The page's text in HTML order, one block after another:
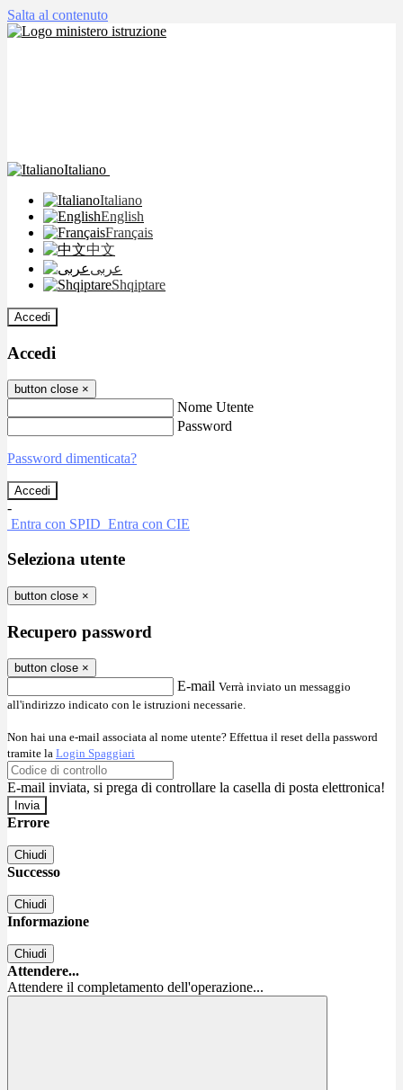
Salta al contenuto
Italiano
Italiano
English
Français
中文
عربى
Shqiptare
Accedi
Accedi
button close ×
Nome Utente
Password
Password dimenticata?
-
Entra con SPID Entra con CIE
Seleziona utente
button close ×
Recupero password
button close ×
E-mail Verrà inviato un messaggio
all'indirizzo indicato con le istruzioni necessarie.
Non hai una e-mail associata al nome utente? Effettua il reset della password
tramite la Login Spaggiari
E-mail inviata, si prega di controllare la casella di posta elettronica!
Errore
Chiudi
Successo
Chiudi
Informazione
Chiudi
Attendere...
Attendere il completamento dell'operazione...